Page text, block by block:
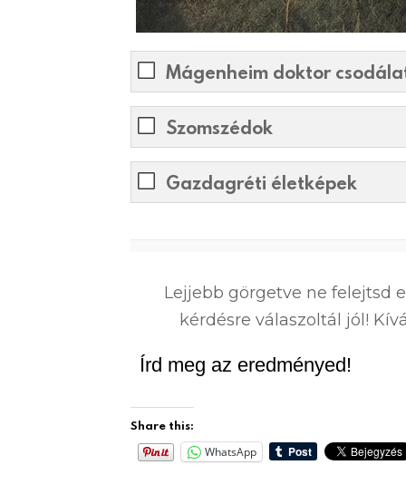
Mágenheim doktor
Szomszédok
Gazdagréti életképek
Lejjebb görgetve ne felejtsd
kérdésre válaszoltál jól!
Írd meg az eredményed!
Share this:
WhatsApp